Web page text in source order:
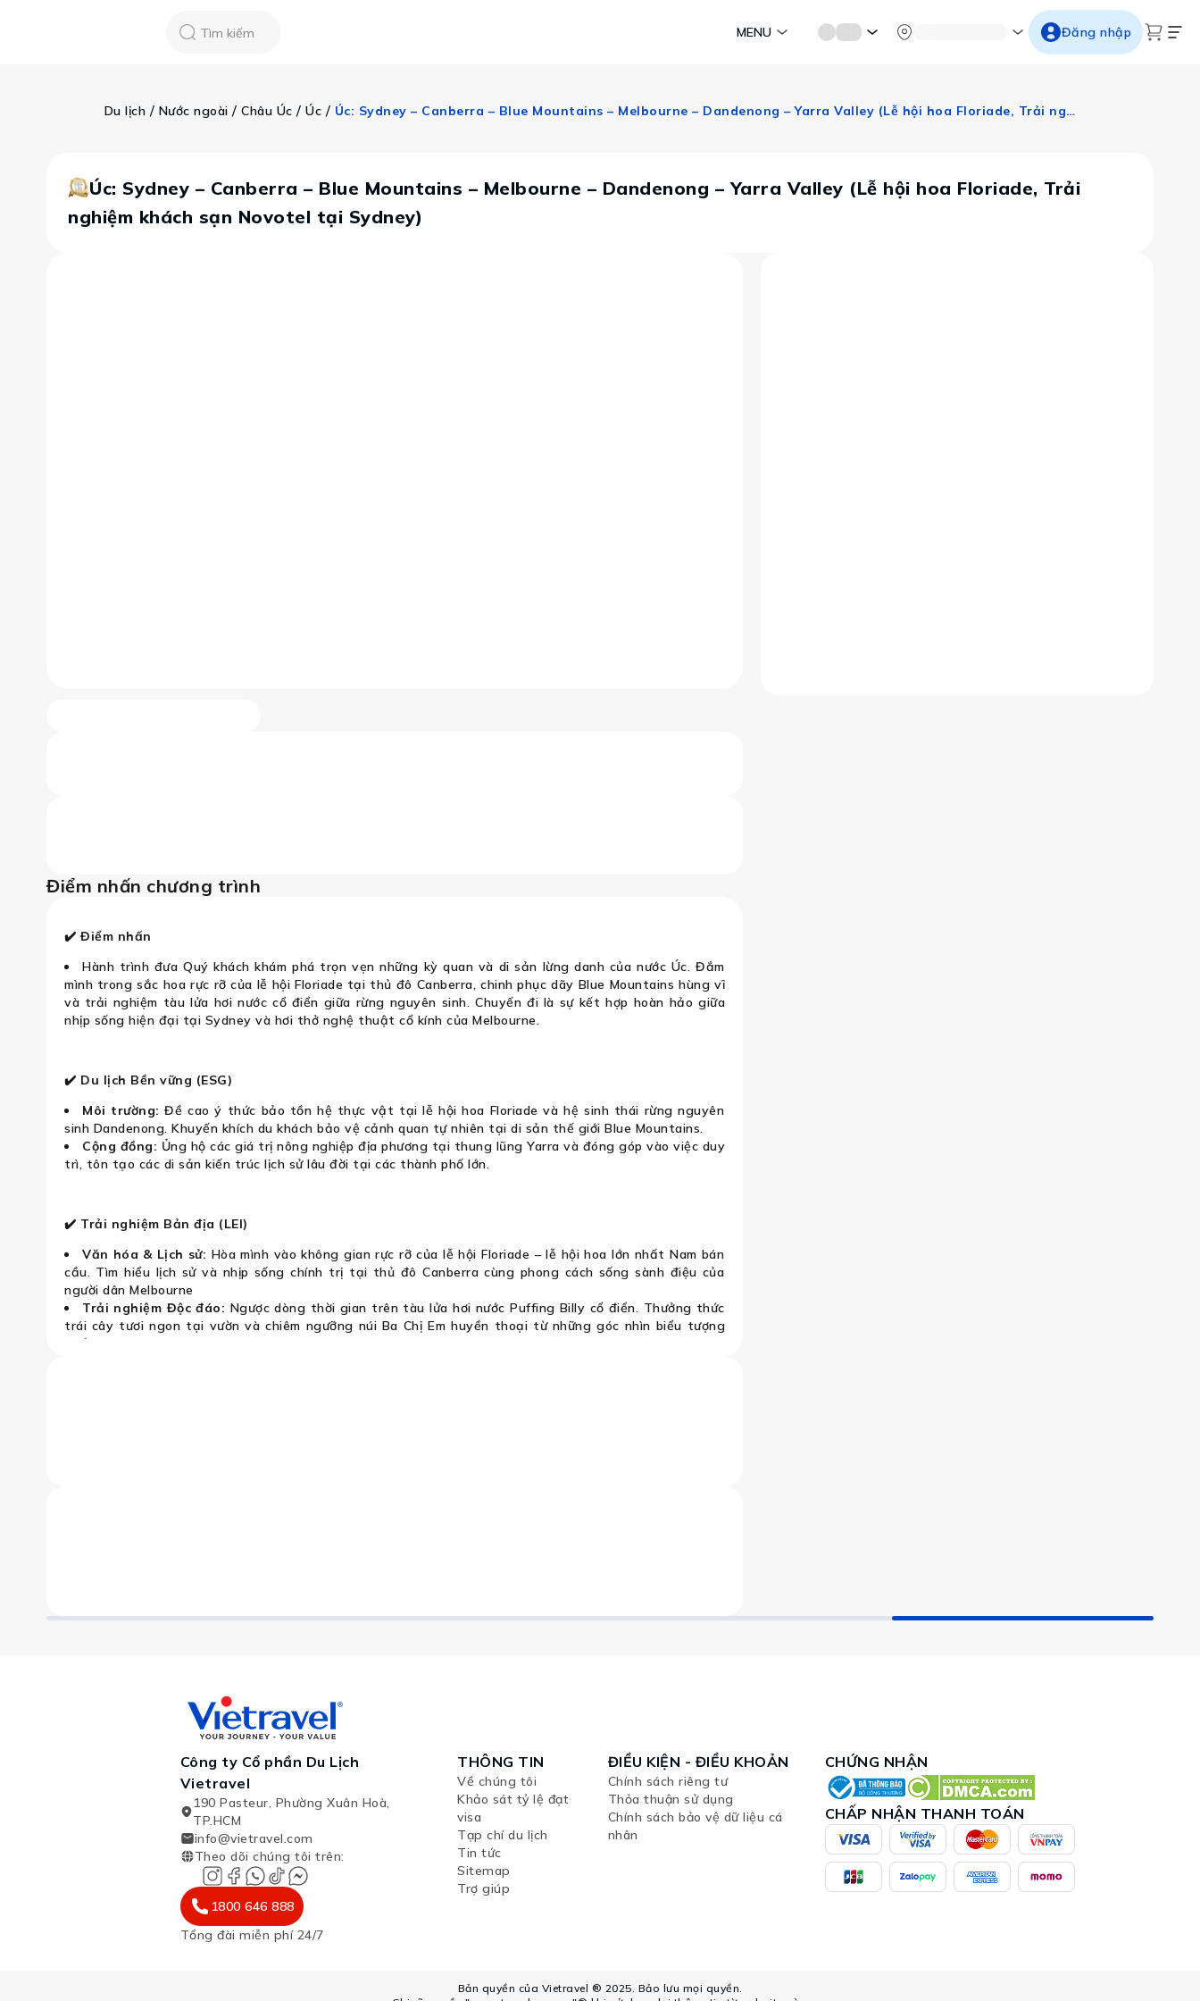
Tìm kiếm
MENU Đăng nhập
Khuyến mãi
Tin tức
Tin tức Hành trình Caravan
Du lịch / Nước ngoài / Châu Úc / Úc / Úc: Sydney – Canberra – Blue Mountains – Melbourne – Dandenong – Yarra Valley (Lễ hội hoa Floriade, Trải nghiệm khách sạn Novotel tại Sydney)
Úc: Sydney – Canberra – Blue Mountains – Melbourne – Dandenong – Yarra Valley (Lễ hội hoa Floriade, Trải
nghiệm khách sạn Novotel tại Sydney)
Điểm nhấn chương trình
✔️ Điểm nhấn
Hành trình đưa Quý khách khám phá trọn vẹn những kỳ quan và di sản lừng danh của nước Úc. Đắm
mình trong sắc hoa rực rỡ của lễ hội Floriade tại thủ đô Canberra, chinh phục dãy Blue Mountains hùng vĩ
và trải nghiệm tàu lửa hơi nước cổ điển giữa rừng nguyên sinh. Chuyến đi là sự kết hợp hoàn hảo giữa
nhịp sống hiện đại tại Sydney và hơi thở nghệ thuật cổ kính của Melbourne.
✔️ Du lịch Bền vững (ESG)
Môi trường: Đề cao ý thức bảo tồn hệ thực vật tại lễ hội hoa Floriade và hệ sinh thái rừng nguyên
sinh Dandenong. Khuyến khích du khách bảo vệ cảnh quan tự nhiên tại di sản thế giới Blue Mountains.
Cộng đồng: Ủng hộ các giá trị nông nghiệp địa phương tại thung lũng Yarra và đóng góp vào việc duy
trì, tôn tạo các di sản kiến trúc lịch sử lâu đời tại các thành phố lớn.
✔️ Trải nghiệm Bản địa (LEI)
Văn hóa & Lịch sử: Hòa mình vào không gian rực rỡ của lễ hội Floriade – lễ hội hoa lớn nhất Nam bán
cầu. Tìm hiểu lịch sử và nhịp sống chính trị tại thủ đô Canberra cùng phong cách sống sành điệu của
người dân Melbourne
Trải nghiệm Độc đáo: Ngược dòng thời gian trên tàu lửa hơi nước Puffing Billy cổ điển. Thưởng thức
trái cây tươi ngon tại vườn và chiêm ngưỡng núi Ba Chị Em huyền thoại từ những góc nhìn biểu tượng
nhất.
Từ cố đô đến thành thăng longNgắm hoa
Công ty Cổ phần Du Lịch
Vietravel
190 Pasteur, Phường Xuân Hoà,
TP.HCM
info@vietravel.com
Theo dõi chúng tôi trên:
1800 646 888
Tổng đài miễn phí 24/7
THÔNG TIN
Về chúng tôi
Khảo sát tỷ lệ đạt
visa
Tạp chí du lịch
Tin tức
Sitemap
Trợ giúp
ĐIỀU KIỆN - ĐIỀU KHOẢN
Chính sách riêng tư
Thỏa thuận sử dụng
Chính sách bảo vệ dữ liệu cá
nhân
CHỨNG NHẬN
CHẤP NHẬN THANH TOÁN
Bản quyền của Vietravel ® 2025. Bảo lưu mọi quyền.